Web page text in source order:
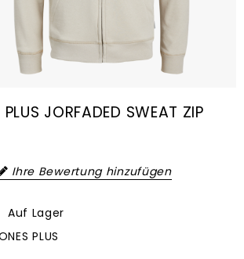
JORFADED SWEAT ZIP
Ihre Bewertung hinzufügen
Auf Lager
PLUS